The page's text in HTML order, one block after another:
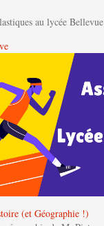
au lycée Bellevue
(et Géographie !)